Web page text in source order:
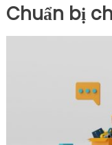
Chuẩn bị